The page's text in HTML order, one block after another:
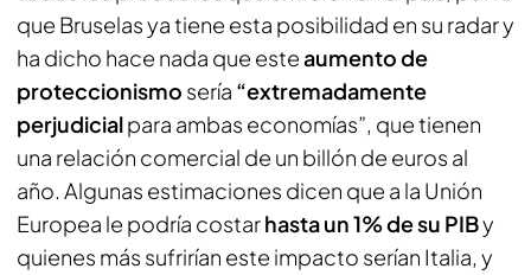
que Bruselas ya tiene esta posibilidad en su radar y
ha dicho hace nada que esteaumento de
proteccionismo sería “extremadamente
perjudicialpara ambas economías”, que tienen
una relación comercial de un billón de euros al
año. Algunas estimaciones dicen que a la Unión
Europea le podría costarhasta un 1% de su PIBy
quienes más sufrirían este impacto serían Italia, y